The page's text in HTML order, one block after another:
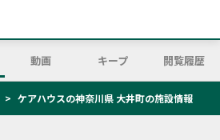
動画 キープ 閲覧履歴
ケアハウスの神奈川県 大井町の施設情報